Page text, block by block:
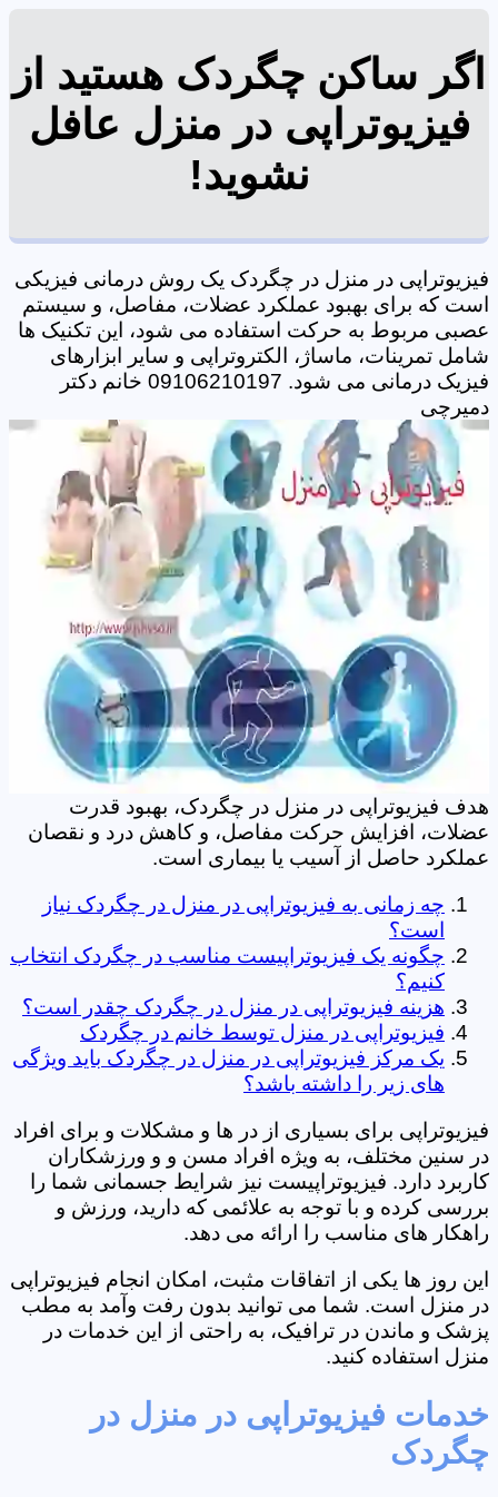
اگر ساکن چگردک هستید از
فیزیوتراپی در منزل عافل
نشوید!
فیزیوتراپی در منزل در چگردک یک روش درمانی فیزیکی
است که برای بهبود عملکرد عضلات، مفاصل، و سیستم
عصبی مربوط به حرکت استفاده می شود، این تکنیک ها
شامل تمرینات، ماساژ، الکتروتراپی و سایر ابزارهای
فیزیک درمانی می شود. 09106210197 خانم دکتر
دمیرچی
هدف فیزیوتراپی در منزل در چگردک، بهبود قدرت
عضلات، افزایش حرکت مفاصل، و کاهش درد و نقصان
عملکرد حاصل از آسیب یا بیماری است.
چه زمانی به فیزیوتراپی در منزل در چگردک نیاز
است؟
چگونه یک فیزیوتراپیست مناسب در چگردک انتخاب
کنیم؟
هزینه فیزیوتراپی در منزل در چگردک چقدر است؟
فیزیوتراپی در منزل توسط خانم در چگردک
یک مرکز فیزیوتراپی در منزل در چگردک باید ویژگی
های زیر را داشته باشد؟
فیزیوتراپی برای بسیاری از در ها و مشکلات و برای افراد
در سنین مختلف، به ویژه افراد مسن و و ورزشکاران
کاربرد دارد. فیزیوتراپیست نیز شرایط جسمانی شما را
بررسی کرده و با توجه به علائمی که دارید، ورزش و
راهکار های مناسب را ارائه می دهد.
این روز ها یکی از اتفاقات مثبت، امکان انجام فیزیوتراپی
در منزل است. شما می توانید بدون رفت وآمد به مطب
پزشک و ماندن در ترافیک، به راحتی از این خدمات در
منزل استفاده کنید.
خدمات فیزیوتراپی در منزل در
چگردک